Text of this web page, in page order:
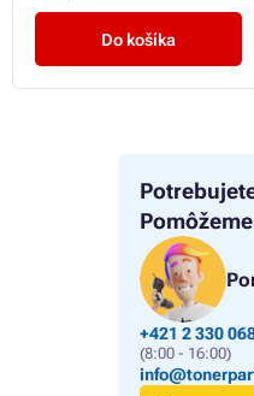
+421 2 330
(8:00 - 16:00)
Do košíka